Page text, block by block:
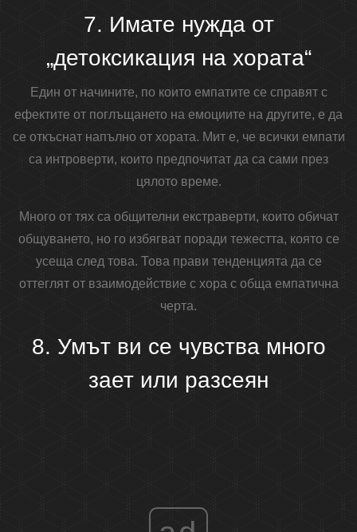
7. Имате нужда от
„детоксикация на хората“
Един от начините, по които емпатите се справят с
ефектите от поглъщането на емоциите на другите, е да
се откъснат напълно от хората. Мит е, че всички емпати
са интроверти, които предпочитат да са сами през
цялото време.
Много от тях са общителни екстраверти, които обичат
общуването, но го избягват поради тежестта, която се
усеща след това. Това прави тенденцията да се
оттеглят от взаимодействие с хора с обща емпатична
черта.
8. Умът ви се чувства много
зает или разсеян